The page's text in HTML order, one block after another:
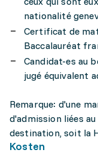
nationalité
Certificat de
Baccalauréat
Candidat-es au
jugé équivalent
Remarque: d'une
d'admission liées
destination, soit la
Kosten